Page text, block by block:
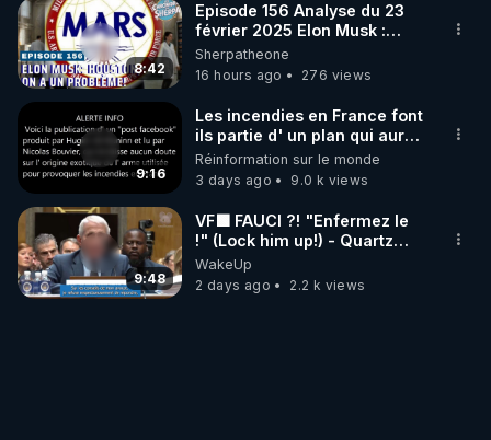
8:42
Episode 156 Analyse du 23
février 2025 Elon Musk :
Houston , on a un problème !
Sherpatheone
16 hours ago
276 views
9:16
Les incendies en France font
ils partie d' un plan qui aurait
débuté le 11 septembre 2001
?
Réinformation sur le monde
3 days ago
9.0 k views
9:48
VF🟩 FAUCI ?! "Enfermez le
!" (Lock him up!) - Quartz
Traduction
WakeUp
2 days ago
2.2 k views